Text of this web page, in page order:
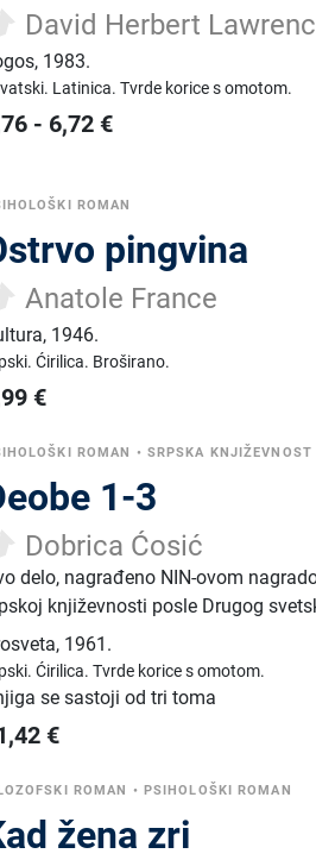
David Herbert
, 1983.
Latinica.Tvrde korice s omotom.
- 6,72 €
ROMAN
pingvina
Anatole France
, 1946.
Ćirilica. Broširano.
€
ROMAN • SRPSKA KNJIŽEVNOST
1-3
Dobrica Ćosić
delo, nagrađeno NIN-ovom
književnosti posle Drugog
, 1961.
Ćirilica.Tvrde korice s omotom.
se sastoji od tri toma
€
ROMAN • PSIHOLOŠKI ROMAN
žena zri